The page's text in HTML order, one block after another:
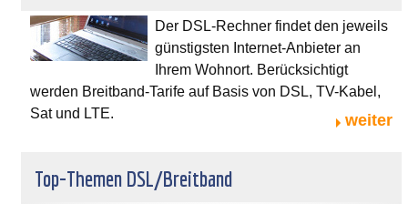
Der DSL-Rechner findet den jeweils
günstigsten Internet-Anbieter an
Ihrem Wohnort. Berücksichtigt
werden Breitband-Tarife auf Basis von DSL, TV-Kabel,
Sat und LTE.
weiter
Top-Themen DSL/Breitband